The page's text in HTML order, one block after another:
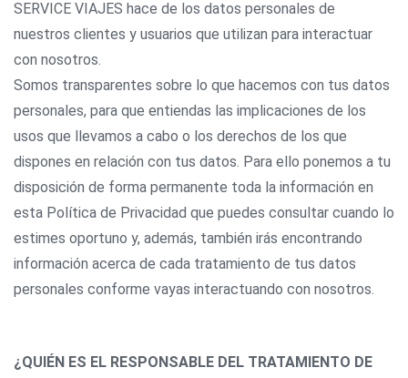
SERVICE VIAJES hace de los datos personales de
nuestros clientes y usuarios que utilizan para interactuar
con nosotros.
Somos transparentes sobre lo que hacemos con tus datos
personales, para que entiendas las implicaciones de los
usos que llevamos a cabo o los derechos de los que
dispones en relación con tus datos. Para ello ponemos a tu
disposición de forma permanente toda la información en
esta Política de Privacidad que puedes consultar cuando lo
estimes oportuno y, además, también irás encontrando
información acerca de cada tratamiento de tus datos
personales conforme vayas interactuando con nosotros.
¿QUIÉN ES EL RESPONSABLE DEL TRATAMIENTO DE